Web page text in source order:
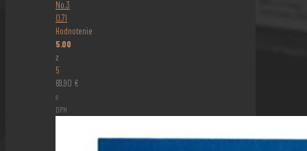
No.3
0,7l
Hodnotenie
5.00
z
5
69,90 €
s
DPH